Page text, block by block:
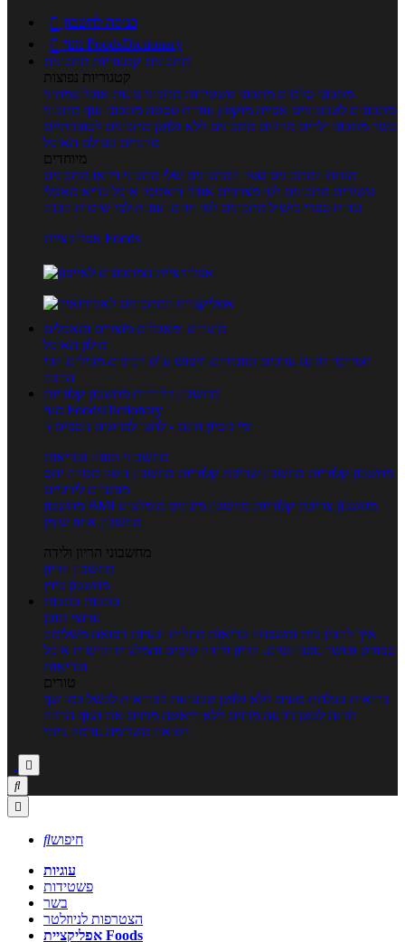
 כניסה לחשבון

מנוי FoodsDictionary
מתכונים קטגוריות מתכונים
קטגוריות נפוצות
מתכוני סלטים מתכוני פשטידות מתכוני עוגות אוכל צמחוני
מתכונים לטבעוניים אפייה מוקפץ עוגיות פסטה מתכוני עוף מתכוני
בשר מתכוני ילדים מרקים מתכונים ללא גלוטן מתכונים לסוכרתיים
טרנדים בעולם האוכל
מיוחדים
מנתח המתכונים ספר המתכונים שלי מתכוני וידאו מתכונים
עשירים מתכונים לפי מצרכים אוכל דיאטטי אוכל בריא מאכלי
עדות ספרי בישול מתכונים לפי חגים ועונות לפי שיטות הכנה
אפליקציית Foods
מוצרים ומאכלים מוצרים ומאכלים
מילון האוכל
תפריטי תזונה ערכים תזונתיים חיפוש ע"פ רכיבים מכילים הכי
הרבה
מחשבון קלוריות מחשבון קלוריות
מנוי FoodsDictionary
5 ימי ניסיון חינם - לחצו לפרטים נוספים
מחשבוני תזונה ובריאות
מחשבון קלוריות מחשבון שריפת קלוריות מחשבון דופק מטרה יחס
מותניים לירכיים
מחשבון BMI
מחשבון צריכת קלוריות מחשבון מינונים מומלצים
מחשבון אחוז שומן
מחשבוני הריון ולידה
מחשבון הריון
מחשבון ביוץ
כתבות כתבות
ערוצי תוכן
איך להכין בית ומשפחה בריאות מחלות ובעיות רפואה משלימה
ספורט וכושר גופני נשים, הריון ולידה טיפים והמלצות חדשות אוכל
ובריאות
טורים
בריאות בצלחת טעים ללא גלוטן טבעונות לבריאות לבשל כמו שף
תזונה לבטן רגועה מרזים ללא דיאטה מזיזים את הגוף הרזיה
ורפואה משלימה גורמה ביתי



חיפוש
עוגיות
פשטידות
בשר
הצטרפות לניוזלטר
אפליקציית Foods